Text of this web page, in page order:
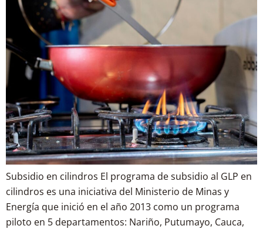
Subsidio en cilindros El programa de subsidio al GLP en
cilindros es una iniciativa del Ministerio de Minas y
Energía que inició en el año 2013 como un programa
piloto en 5 departamentos: Nariño, Putumayo, Cauca,